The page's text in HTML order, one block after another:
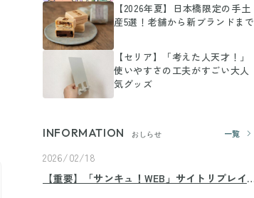
【2026年夏】日本橋限定の手土
産5選！老舗から新ブランドまで
【セリア】「考えた人天才！」
使いやすさの工夫がすごい大人
気グッズ
INFORMATION おしらせ 一覧
2026/02/18
【重要】「サンキュ！WEB」サイトリプレイ